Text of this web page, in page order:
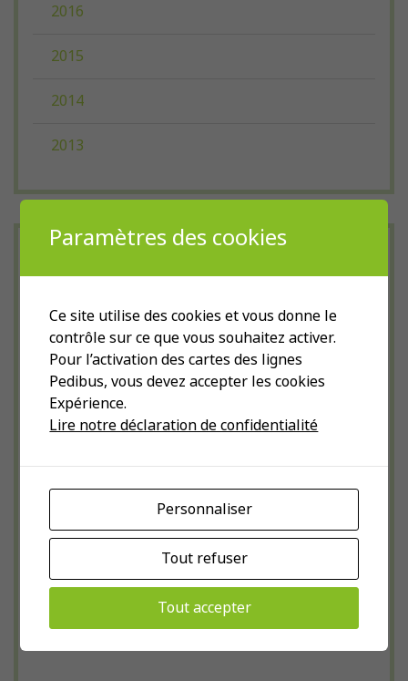
2016
2015
2014
2013
Galeries photo du
Pedibus
Retrouvez-ci-dessous le Pedibus en
images. Les galeries photographiques ci-
dessous vous invitent à découvrir la
diversité des actions menées par le
Paramètres des cookies
Ce site utilise des cookies et vous donne le
contrôle sur ce que vous souhaitez activer.
Pour l’activation des cartes des lignes
Pedibus, vous devez accepter les cookies
Expérience.
Lire notre déclaration de confidentialité
Personnaliser
Tout refuser
Tout accepter